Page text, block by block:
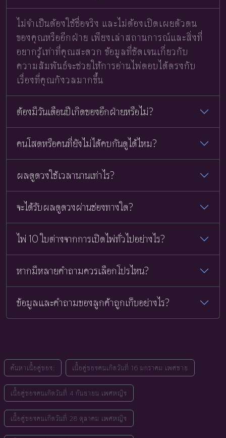
ไม่จำเป็นต้องใช้ชื่อจริง และไม่ต้องเปิดเผยตัวตน
ของคุณหรืออีกฝ่าย เพียงเล่าสถานการณ์และสิ่งที่
อยากรู้เท่าที่คุณสะดวก ข้อมูลที่ชัดเจนเกี่ยวกับ
ความสัมพันธ์จะช่วยให้การอ่านไพ่ตอบได้ตรงกับ
เรื่องที่คุณกังวลมากขึ้น
ต้องมีวันเดือนปีเกิดของอีกฝ่ายหรือไม่?
คนโสดหรือคนที่ยังไม่ได้คบกันดูได้ไหม?
ผลดูดวงใช้เวลานานเท่าไร?
จะได้รับผลดูดวงผ่านช่องทางใด?
ไพ่ 10 ใบต่างจากการเปิดไพ่ทั่วไปอย่างไร?
หากมีหลายคำถามควรเลือกโปรไหน?
ข้อมูลและคำถามของลูกค้าถูกเก็บอย่างไร?
ค้นหาเนื้อคู่ของ: เนื้อคู่ของคนเกิดวันที่ 16 มกราคม เพศชาย
เนื้อคู่ของคนเกิดวันที่ 4 กันยายน เพศหญิง
เนื้อคู่ของคนเกิดวันที่ 28 ตุลาคม เพศหญิง